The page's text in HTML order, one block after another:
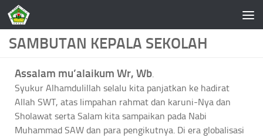
Skip to content
SAMBUTAN KEPALA SEKOLAH
Assalam mu’alaikum Wr, Wb.
Syukur Alhamdulillah selalu kita panjatkan ke hadirat
Allah SWT, atas limpahan rahmat dan karuni-Nya dan
Sholawat serta Salam kita sampaikan pada Nabi
Muhammad SAW dan para pengikutnya. Di era globalisasi